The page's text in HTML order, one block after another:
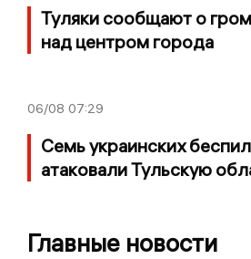
Туляки сообщают о
над центром города
06/08 07:29
Семь украинских
атаковали Тульскую
Главные новости